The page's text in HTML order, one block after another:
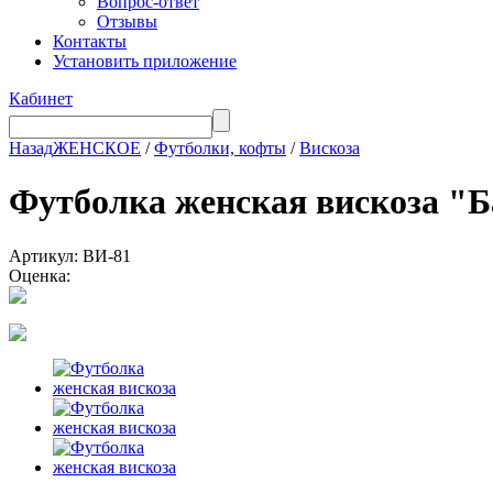
Отзывы
Контакты
Установить приложение
Кабинет
НазадЖЕНСКОЕ /Футболки, кофты /Вискоза
Футболка женская вискоза
Артикул: ВИ-81
Оценка: